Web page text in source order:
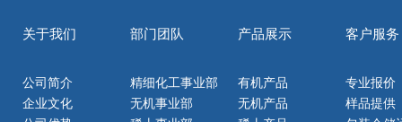
关于我们
公司简介
企业文化
部门团队
精细化工事业部
无机事业部
产品展示
有机产品
无机产品
客户服务
专业报价
样品提供